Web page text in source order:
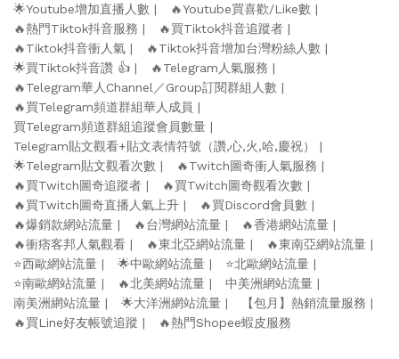
🌟Youtube增加直播人數
🔥Youtube買喜歡/Like數
🔥熱門Tiktok抖音服務
🔥買Tiktok抖音追蹤者
🔥Tiktok抖音衝人氣
🔥Tiktok抖音增加台灣粉絲人數
🌟買Tiktok抖音讚 👍
🔥Telegram人氣服務
🔥Telegram華人Channel／Group訂閱群組人數
🔥買Telegram頻道群組華人成員
買Telegram頻道群組追蹤會員數量
Telegram貼文觀看+貼文表情符號（讚,心,火,哈,慶祝）
🌟Telegram貼文觀看次數
🔥Twitch圖奇衝人氣服務
🔥買Twitch圖奇追蹤者
🔥買Twitch圖奇觀看次數
🔥買Twitch圖奇直播人氣上升
🔥買Discord會員數
🔥爆銷款網站流量
🔥台灣網站流量
🔥香港網站流量
🔥衝痞客邦人氣觀看
🔥東北亞網站流量
🔥東南亞網站流量
⭐️西歐網站流量
🌟中歐網站流量
⭐️北歐網站流量
⭐️南歐網站流量
🔥北美網站流量
中美洲網站流量
南美洲網站流量
🌟大洋洲網站流量
【包月】熱銷流量服務
🔥買Line好友帳號追蹤
🔥熱門Shopee蝦皮服務